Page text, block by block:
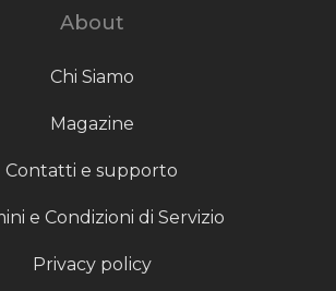
About
Chi Siamo
Magazine
Contatti e supporto
e Condizioni di Servizio
Privacy policy